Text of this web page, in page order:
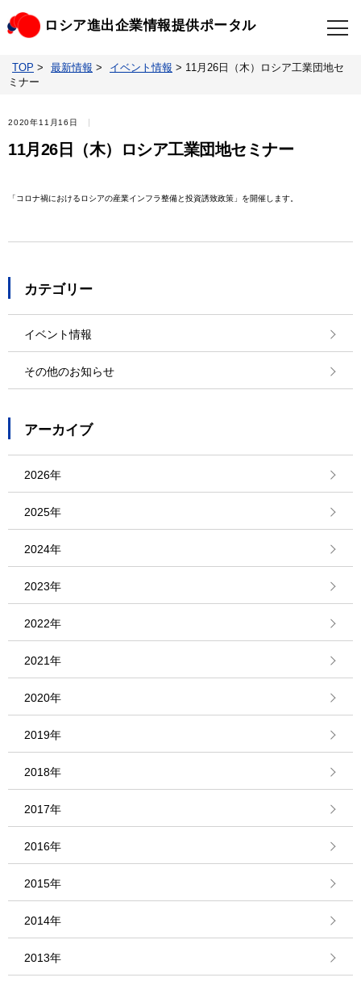
ロシア進出企業情報提供ポータル
TOP
ビジネスニュースクリップ
TOP > 最新情報 > イベント情報 > 11月26日（木）ロシア工業団地セ
ミナー
2020年11月16日
11月26日（木）ロシア工業団地セミナー
「コロナ禍におけるロシアの産業インフラ整備と投資誘致政策」を開催します。
カテゴリー
イベント情報
その他のお知らせ
アーカイブ
2026年
2025年
2024年
2023年
2022年
2021年
2020年
2019年
2018年
2017年
2016年
2015年
2014年
2013年